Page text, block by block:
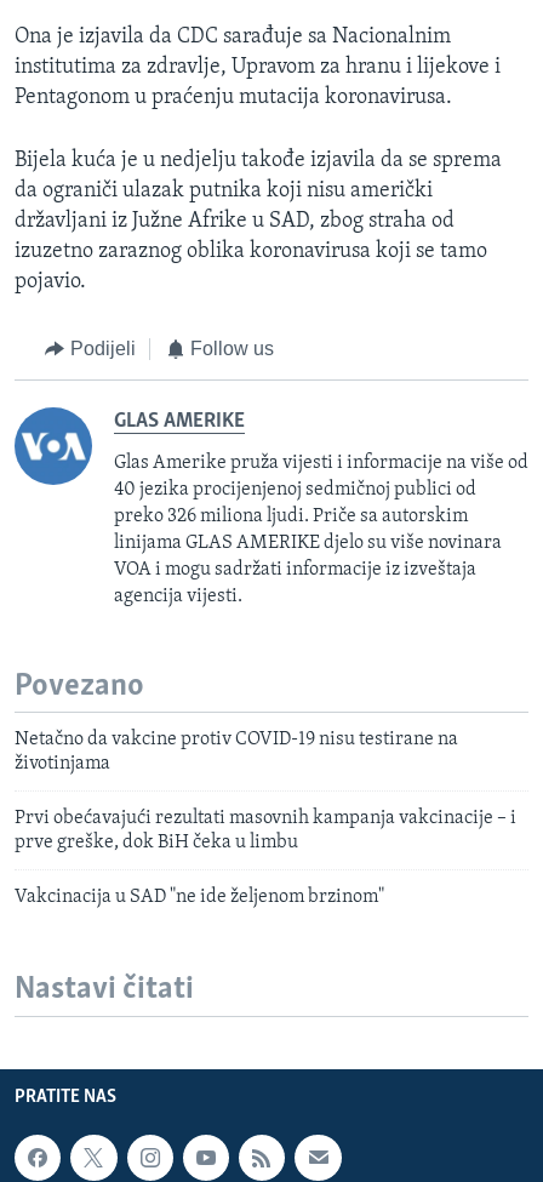
Ona je izjavila da CDC sarađuje sa Nacionalnim
institutima za zdravlje, Upravom za hranu i lijekove i
Pentagonom u praćenju mutacija koronavirusa.
Bijela kuća je u nedjelju takođe izjavila da se sprema
da ograniči ulazak putnika koji nisu američki
državljani iz Južne Afrike u SAD, zbog straha od
izuzetno zaraznog oblika koronavirusa koji se tamo
pojavio.
Podijeli Follow us
GLAS AMERIKE
Glas Amerike pruža vijesti i informacije na više od
40 jezika procijenjenoj sedmičnoj publici od
preko 326 miliona ljudi. Priče sa autorskim
linijama GLAS AMERIKE djelo su više novinara
VOA i mogu sadržati informacije iz izveštaja
agencija vijesti.
Povezano
Netačno da vakcine protiv COVID-19 nisu testirane na
životinjama
Prvi obećavajući rezultati masovnih kampanja vakcinacije – i
prve greške, dok BiH čeka u limbu
Vakcinacija u SAD "ne ide željenom brzinom"
Nastavi čitati
PRATITE NAS